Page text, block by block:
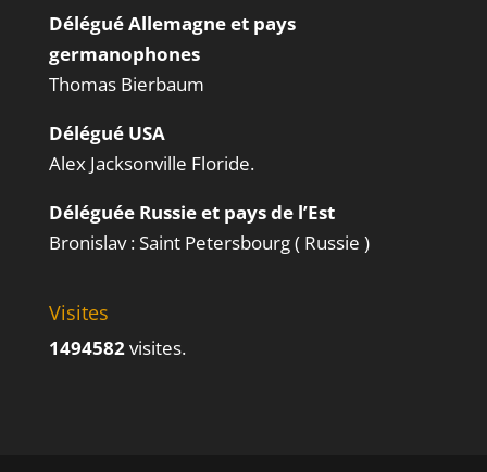
Délégué Allemagne et pays
germanophones
Thomas Bierbaum
Délégué USA
Alex Jacksonville Floride.
Déléguée Russie et pays de l’Est
Bronislav : Saint Petersbourg ( Russie )
Visites
1494582visites.